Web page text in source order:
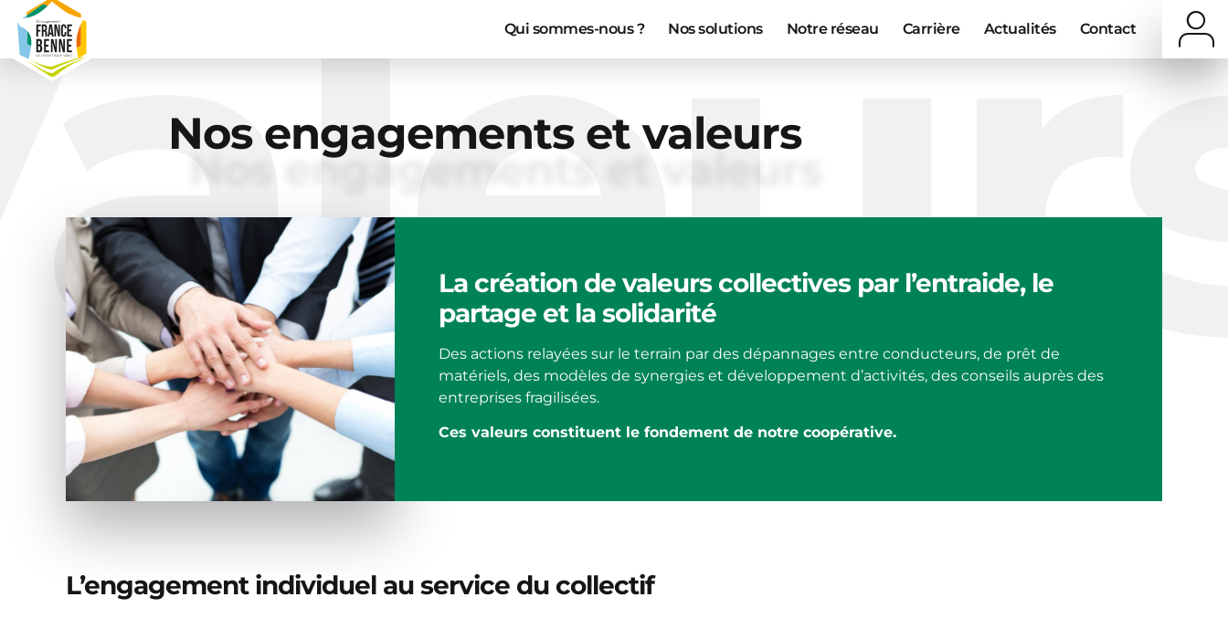
Qui sommes-nous ? Nos solutions Notre réseau Carrière Actualités Contact
Nos engagements et valeurs
La création de valeurs collectives par l’entraide, le
partage et la solidarité
Des actions relayées sur le terrain par des dépannages entre conducteurs, de prêt de
matériels, des modèles de synergies et développement d’activités, des conseils auprès des
entreprises fragilisées.
Ces valeurs constituent le fondement de notre coopérative.
L’engagement individuel au service du collectif